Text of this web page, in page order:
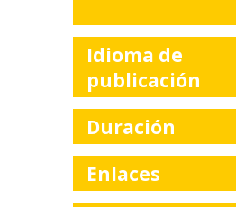
Idioma de
publicación
Duración
Enlaces